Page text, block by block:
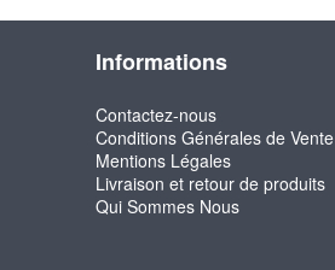
Informations
Contactez-nous
Conditions Générales de Vente
Mentions Légales
Livraison et retour de produits
Qui Sommes Nous